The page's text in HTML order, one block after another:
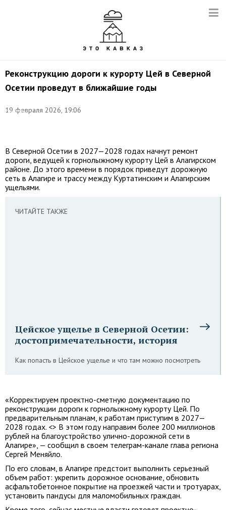
Реконструкцию дороги к курорту Цей в Северной
Осетии проведут в ближайшие годы
19 февраля 2026, 19:06
соцсети
В Северной Осетии в 2027—2028 годах начнут ремонт
дороги, ведущей к горнолыжному курорту Цей в Алагирском
районе. До этого времени в порядок приведут дорожную
сеть в Алагире и трассу между Куртатинским и Алагирским
ущельями.
ЧИТАЙТЕ ТАКЖЕ
Цейское ущелье в Северной Осетии:
достопримечательности, история
Как попасть в Цейское ущелье и что там можно посмотреть
«Корректируем проектно-сметную документацию по
реконструкции дороги к горнолыжному курорту Цей. По
предварительным планам, к работам приступим в 2027—
2028 годах. <> В этом году направим более 200 миллионов
рублей на благоустройство улично-дорожной сети в
Алагире», — сообщил в своем телеграм-канале глава региона
Сергей Меняйло.
По его словам, в Алагире предстоит выполнить серьезный
объем работ: укрепить дорожное основание, обновить
асфальтобетонное покрытие на проезжей части и тротуарах,
установить пандусы для маломобильных граждан.